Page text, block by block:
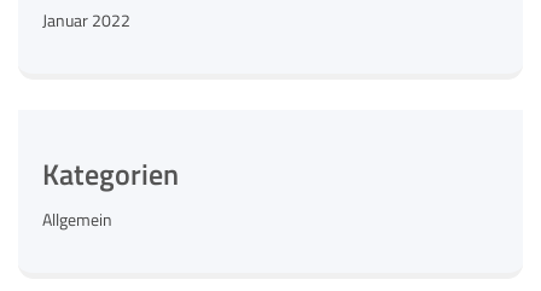
Januar 2022
Kategorien
Allgemein